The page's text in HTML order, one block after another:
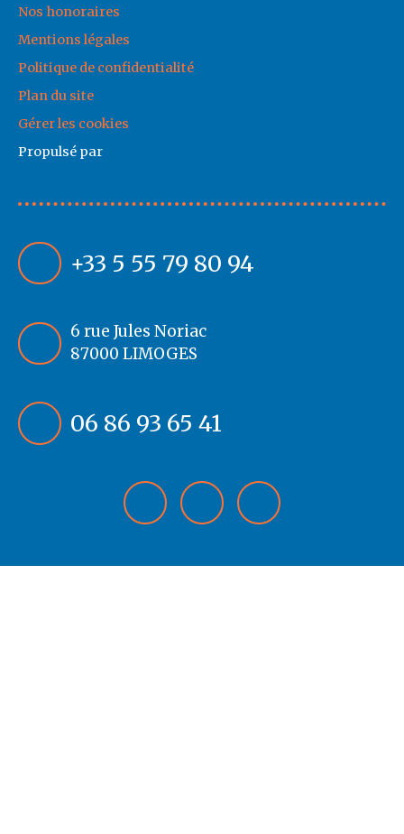
Nos honoraires
Mentions légales
Politique de confidentialité
Plan du site
Gérer les cookies
Propulsé par
+33 5 55 79 80 94
6 rue Jules Noriac
87000 LIMOGES
06 86 93 65 41